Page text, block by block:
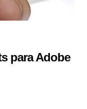
para Adobe